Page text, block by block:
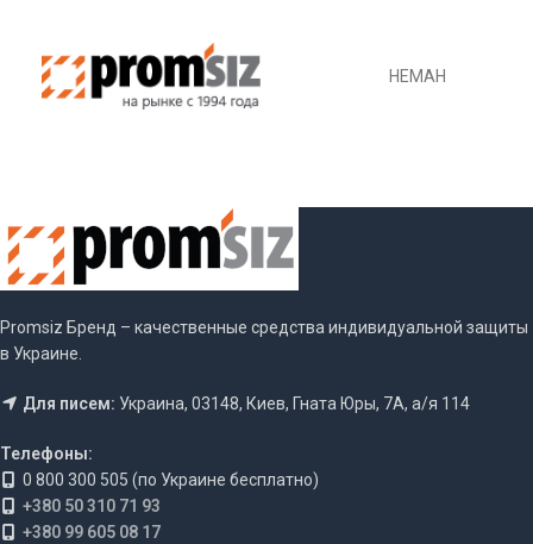
НЕМАН
Promsiz Бренд – качественные средства индивидуальной защиты
в Украине.
Для писем: Украина, 03148, Киев, Гната Юры, 7А, а/я 114
Телефоны:
0 800 300 505 (по Украине бесплатно)
+380 50 310 71 93
+380 99 605 08 17